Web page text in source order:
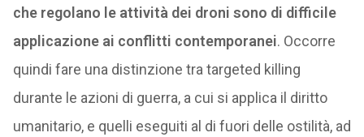
che regolano le attività dei droni sono di difficile
applicazione ai conflitti contemporanei. Occorre
quindi fare una distinzione tra targeted killing
durante le azioni di guerra, a cui si applica il diritto
umanitario, e quelli eseguiti al di fuori delle ostilità, ad